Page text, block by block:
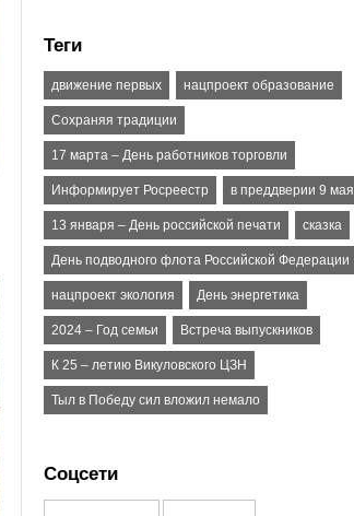
Теги
движение первых нацпроект образование
Сохраняя традиции
17 марта – День работников торговли
Информирует Росреестр в преддверии 9 мая
13 января – День российской печати сказка
День подводного флота Российской Федерации
нацпроект экология День энергетика
2024 – Год семьи Встреча выпускников
К 25 – летию Викуловского ЦЗН
Тыл в Победу сил вложил немало
Соцсети